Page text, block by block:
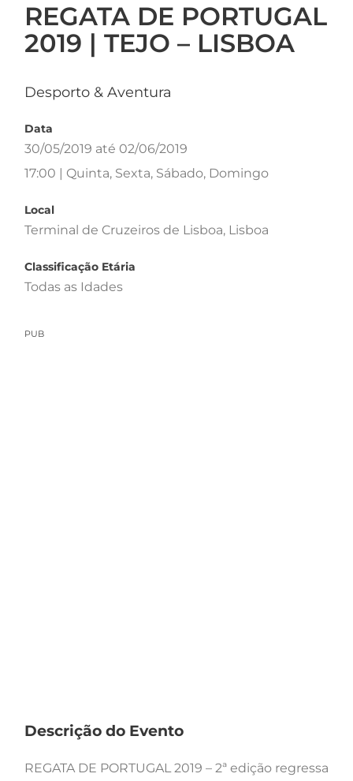
REGATA DE PORTUGAL
2019 | TEJO – LISBOA
Desporto & Aventura
Data
30/05/2019 até 02/06/2019
17:00 | Quinta, Sexta, Sábado, Domingo
Local
Terminal de Cruzeiros de Lisboa, Lisboa
Classificação Etária
Todas as Idades
PUB
Descrição do Evento
REGATA DE PORTUGAL 2019 – 2ª edição regressa